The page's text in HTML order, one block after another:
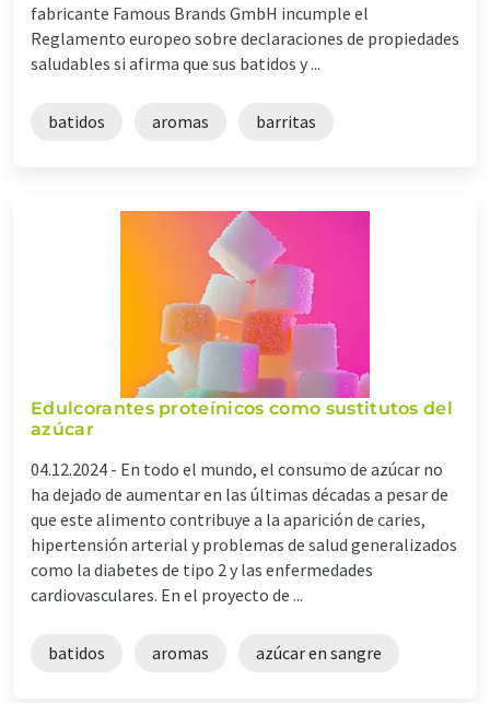
fabricante Famous Brands GmbH incumple el
Reglamento europeo sobre declaraciones de propiedades
saludables si afirma que sus batidos y ...
batidos aromas barritas
Edulcorantes proteínicos como sustitutos del
azúcar
04.12.2024 - En todo el mundo, el consumo de azúcar no
ha dejado de aumentar en las últimas décadas a pesar de
que este alimento contribuye a la aparición de caries,
hipertensión arterial y problemas de salud generalizados
como la diabetes de tipo 2 y las enfermedades
cardiovasculares. En el proyecto de ...
batidos aromas azúcar en sangre